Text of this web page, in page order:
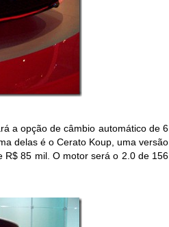
a opção de câmbio automático de 6
delas é o Cerato Koup, uma versão
R$ 85 mil. O motor será o 2.0 de 156